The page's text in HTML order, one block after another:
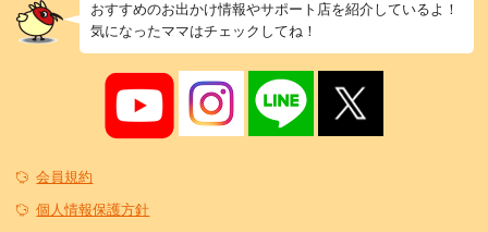
おすすめのお出かけ情報やサポート店を紹介しているよ！
気になったママはチェックしてね！
会員規約
個人情報保護方針